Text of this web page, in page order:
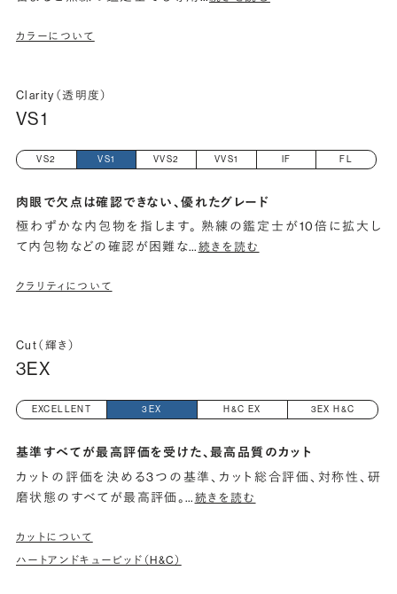
カラーについて
Clarity（透明度）
VS1
VS2 VS1 VVS2 VVS1 IF FL
肉眼で欠点は確認できない、優れたグレード
極わずかな内包物を指します。 熟練の鑑定士が10倍に拡大し
て内包物などの確認が困難な… 続きを読む
クラリティについて
Cut（輝き）
3EX
EXCELLENT 3EX H&C EX 3EX H&C
基準すべてが最高評価を受けた、最高品質のカット
カットの評価を決める3つの基準、カット総合評価、対称性、研
磨状態のすべてが最高評価。… 続きを読む
カットについて
ハートアンドキューピッド（H&C）